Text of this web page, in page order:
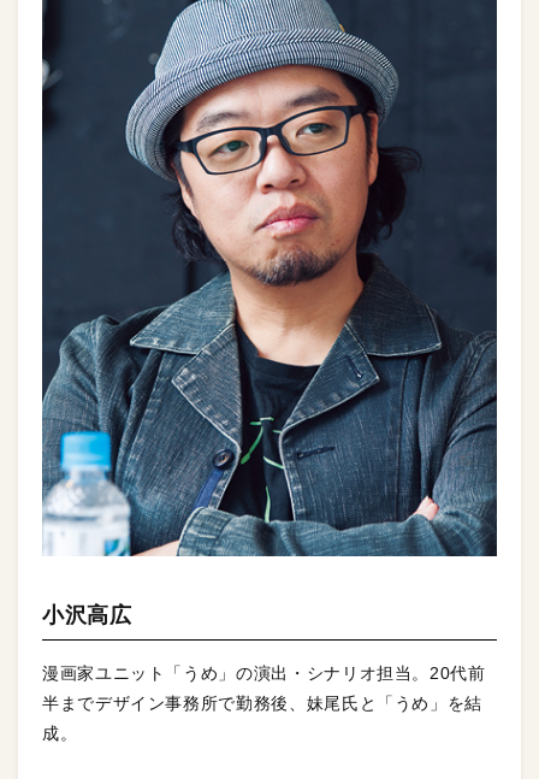
小沢高広
漫画家ユニット「うめ」の演出・シナリオ担当。20代前
半までデザイン事務所で勤務後、妹尾氏と「うめ」を結
成。